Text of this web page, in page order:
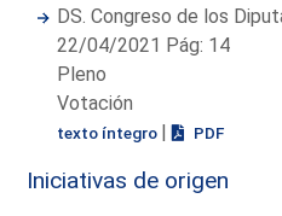
DS. Congreso de los
22/04/2021 Pág: 14
Pleno
Votación
texto íntegro | PDF
Iniciativas de origen